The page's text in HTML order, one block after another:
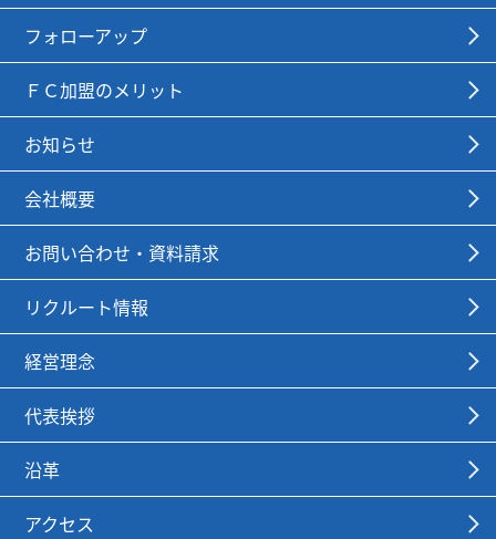
フォローアップ
ＦＣ加盟のメリット
お知らせ
会社概要
お問い合わせ・資料請求
リクルート情報
経営理念
代表挨拶
沿革
アクセス